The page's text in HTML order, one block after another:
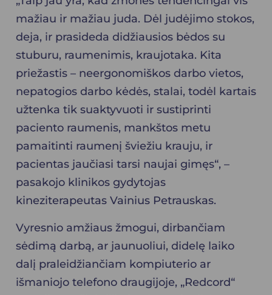
mažiau ir mažiau juda. Dėl judėjimo stokos,
deja, ir prasideda didžiausios bėdos su
stuburu, raumenimis, kraujotaka. Kita
priežastis – neergonomiškos darbo vietos,
nepatogios darbo kėdės, stalai, todėl kartais
užtenka tik suaktyvuoti ir sustiprinti
paciento raumenis, mankštos metu
pamaitinti raumenį šviežiu krauju, ir
pacientas jaučiasi tarsi naujai gimęs“, –
pasakojo klinikos gydytojas
kineziterapeutas Vainius Petrauskas.
Vyresnio amžiaus žmogui, dirbančiam
sėdimą darbą, ar jaunuoliui, didelę laiko
dalį praleidžiančiam kompiuterio ar
išmaniojo telefono draugijoje, „Redcord“